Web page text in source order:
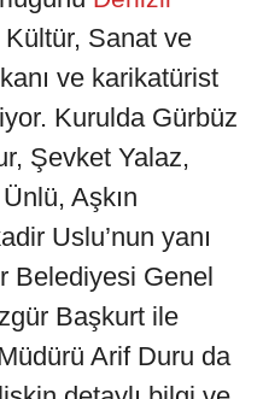
Sanat ve
ve karikatürist
Kurulda Gürbüz
Şevket Yalaz,
Aşkın
Uslu’nun yanı
Belediyesi Genel
Başkurt ile
Arif Duru da